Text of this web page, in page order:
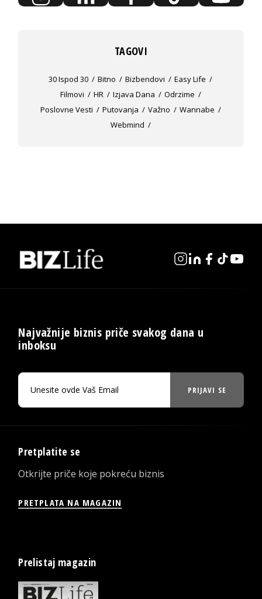
TAGOVI
30 Ispod 30 Bitno Bizbendovi
Easy Life
Filmovi
HR Izjava Dana
Odrzime
Poslovne Vesti
Putovanja Važno
Wannabe
Webmind
Najvažnije biznis priče svakog dana u
inboksu
PRIJAVI SE
Pretplatite se
Otkrijte priče koje pokreću biznis
PRETPLATA NA MAGAZIN
Prelistaj magazin